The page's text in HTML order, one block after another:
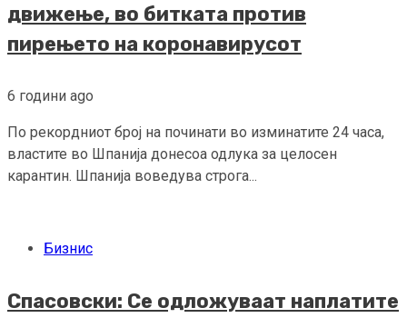
движење, во битката против
пирењето на коронавирусот
6 години ago
По рекордниот број на починати во изминатите 24 часа,
властите во Шпанија донесоа одлука за целосен
карантин. Шпанија воведува строга...
Бизнис
Спасовски: Се одложуваат наплатите